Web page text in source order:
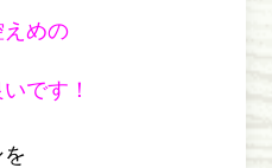
めの
です！